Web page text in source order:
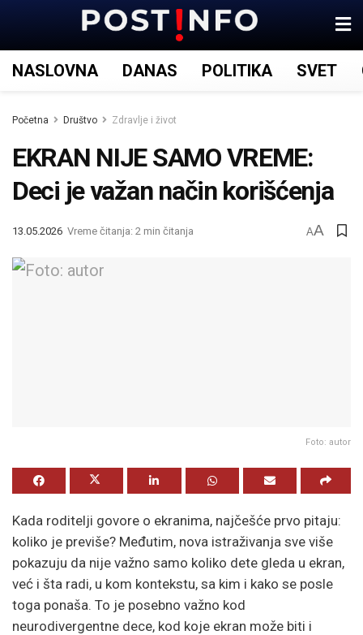
NASLOVNA DANAS POLITIKA SVET
Početna Društvo Zdravlje i život
EKRAN NIJE SAMO VREME:
Deci je važan način korišćenja
13.05.2026 Vreme čitanja: 2 min čitanja AA
Foto: autor
Kada roditelji govore o ekranima, najčešće prvo pitaju:
koliko je previše? Međutim, nova istraživanja sve više
pokazuju da nije važno samo koliko dete gleda u ekran,
već i šta radi, u kom kontekstu, sa kim i kako se posle
toga ponaša. To je posebno važno kod
neurodivergentne dece, kod koje ekran može biti i